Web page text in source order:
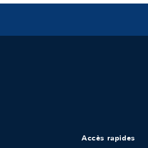
Accès rapides